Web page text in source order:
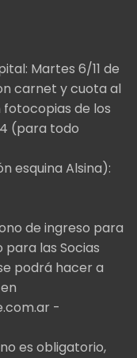
Martes 6/11 de
carnet y cuota al
de los
(para todo
esquina Alsina):
de ingreso para
para las Socias
podrá hacer a
-
es obligatorio,